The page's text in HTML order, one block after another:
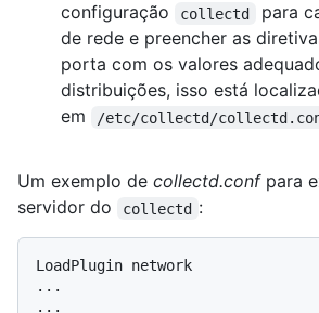
configuração
collectd
para
de rede e preencher as
porta com os valores
distribuições, isso está
em
/etc/collectd/
Um exemplo de collectd.confpara
servidor do
collectd :
LoadPlugin network
...
...